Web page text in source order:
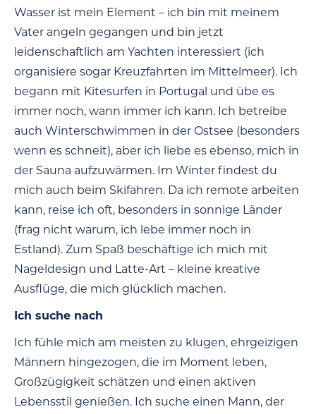
Wasser ist mein Element – ich bin mit meinem
Vater angeln gegangen und bin jetzt
leidenschaftlich am Yachten interessiert (ich
organisiere sogar Kreuzfahrten im Mittelmeer). Ich
begann mit Kitesurfen in Portugal und übe es
immer noch, wann immer ich kann. Ich betreibe
auch Winterschwimmen in der Ostsee (besonders
wenn es schneit), aber ich liebe es ebenso, mich in
der Sauna aufzuwärmen. Im Winter findest du
mich auch beim Skifahren. Da ich remote arbeiten
kann, reise ich oft, besonders in sonnige Länder
(frag nicht warum, ich lebe immer noch in
Estland). Zum Spaß beschäftige ich mich mit
Nageldesign und Latte-Art – kleine kreative
Ausflüge, die mich glücklich machen.
Ich suche nach
Ich fühle mich am meisten zu klugen, ehrgeizigen
Männern hingezogen, die im Moment leben,
Großzügigkeit schätzen und einen aktiven
Lebensstil genießen. Ich suche einen Mann, der